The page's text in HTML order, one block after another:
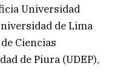
Universidad
de Lima
Ciencias
de Piura (UDEP),